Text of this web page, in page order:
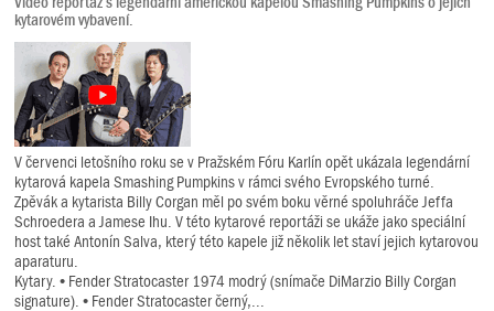
kytarovém vybavení.
V červenci letošního roku se v Pražském Fóru Karlín opět ukázala legendární
kytarová kapela Smashing Pumpkins v rámci svého Evropského turné.
Zpěvák a kytarista Billy Corgan měl po svém boku věrné spoluhráče Jeffa
Schroedera a Jamese Ihu. V této kytarové reportáži se ukáže jako speciální
host také Antonín Salva, který této kapele již několik let staví jejich kytarovou
aparaturu.
Kytary. • Fender Stratocaster 1974 modrý (snímače DiMarzio Billy Corgan
signature). • Fender Stratocaster černý,...